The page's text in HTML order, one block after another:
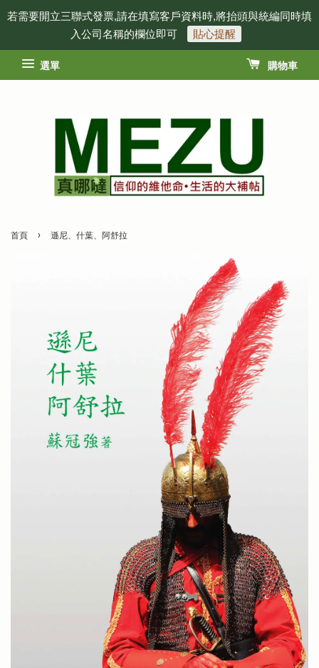
若需要開立三聯式發票,請在填寫客戶資料時,將抬頭與統編同時填
入公司名稱的欄位即可
貼心提醒
選單 購物車
首頁 › 遜尼、什葉、阿舒拉